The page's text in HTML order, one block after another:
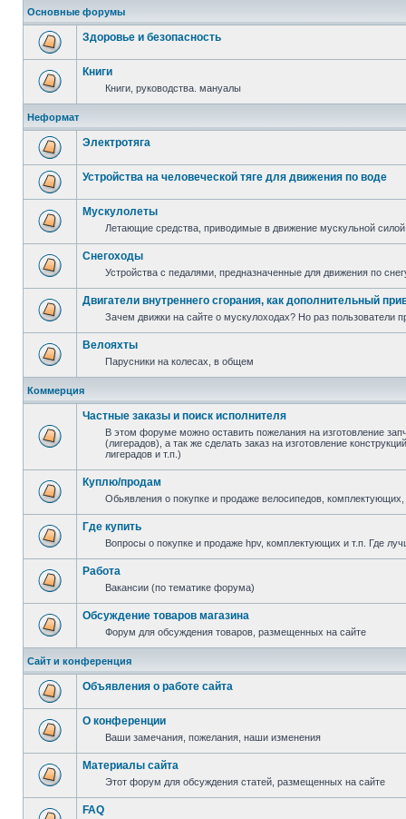
Основные форумы
Здоровье и безопасность
Книги
Книги, руководства. мануалы
Неформат
Электротяга
Устройства на человеческой тяге для движения по воде
Мускулолеты
Летающие средства, приводимые в движение мускульной силой
Снегоходы
Устройства с педалями, предназначенные для движения по
Двигатели внутреннего сгорания, как дополнительный
Зачем движки на сайте о мускулоходах? Но раз пользователи
Велояхты
Парусники на колесах, в общем
Коммерция
Частные заказы и поиск исполнителя
В этом форуме можно оставить пожелания на изготовление
(лигерадов), а так же сделать заказ на изготовление
лигерадов и т.п.)
Куплю/продам
Обьявления о покупке и продаже велосипедов,
Где купить
Вопросы о покупке и продаже hpv, комплектующих и т.п. Где
Работа
Вакансии (по тематике форума)
Обсуждение товаров магазина
Форум для обсуждения товаров, размещенных на сайте
Сайт и конференция
Объявления о работе сайта
О конференции
Ваши замечания, пожелания, наши изменения
Материалы сайта
Этот форум для обсуждения статей, размещенных на сайте
FAQ